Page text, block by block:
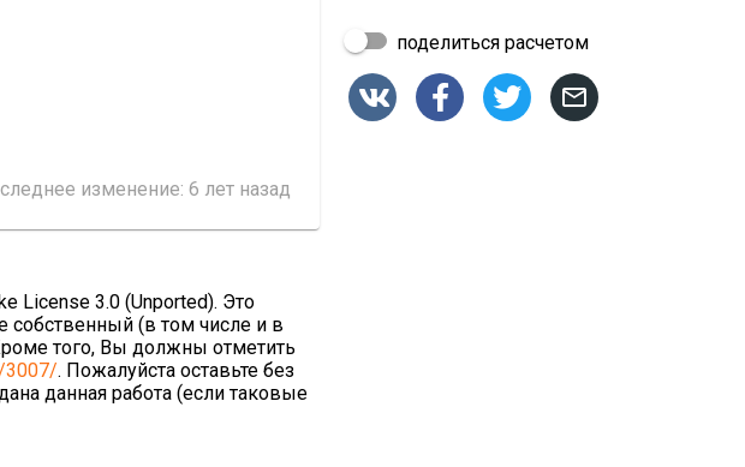
изменение: 6 лет назад
License 3.0 (Unported). Это
собственный (в том числе и в
того, Вы должны отметить
3007/. Пожалуйста оставьте без
данная работа (если таковые
поделиться расчетом
   